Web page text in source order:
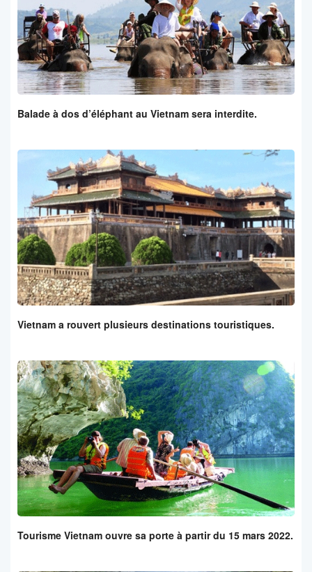
Balade à dos d’éléphant au Vietnam sera interdite.
Vietnam a rouvert plusieurs destinations touristiques.
Tourisme Vietnam ouvre sa porte à partir du 15 mars 2022.